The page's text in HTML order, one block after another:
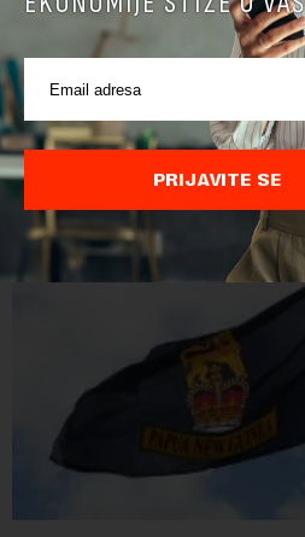
POVEZANI SADRŽAJIPRIJAVITE SE